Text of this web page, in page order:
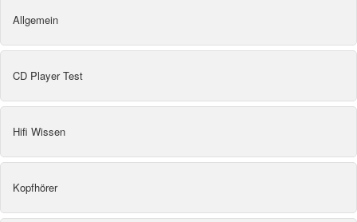
Allgemein
CD Player Test
Hifi Wissen
Kopfhörer